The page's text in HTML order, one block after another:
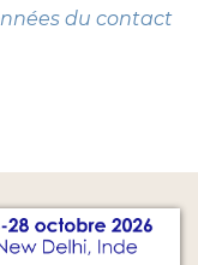
du contact